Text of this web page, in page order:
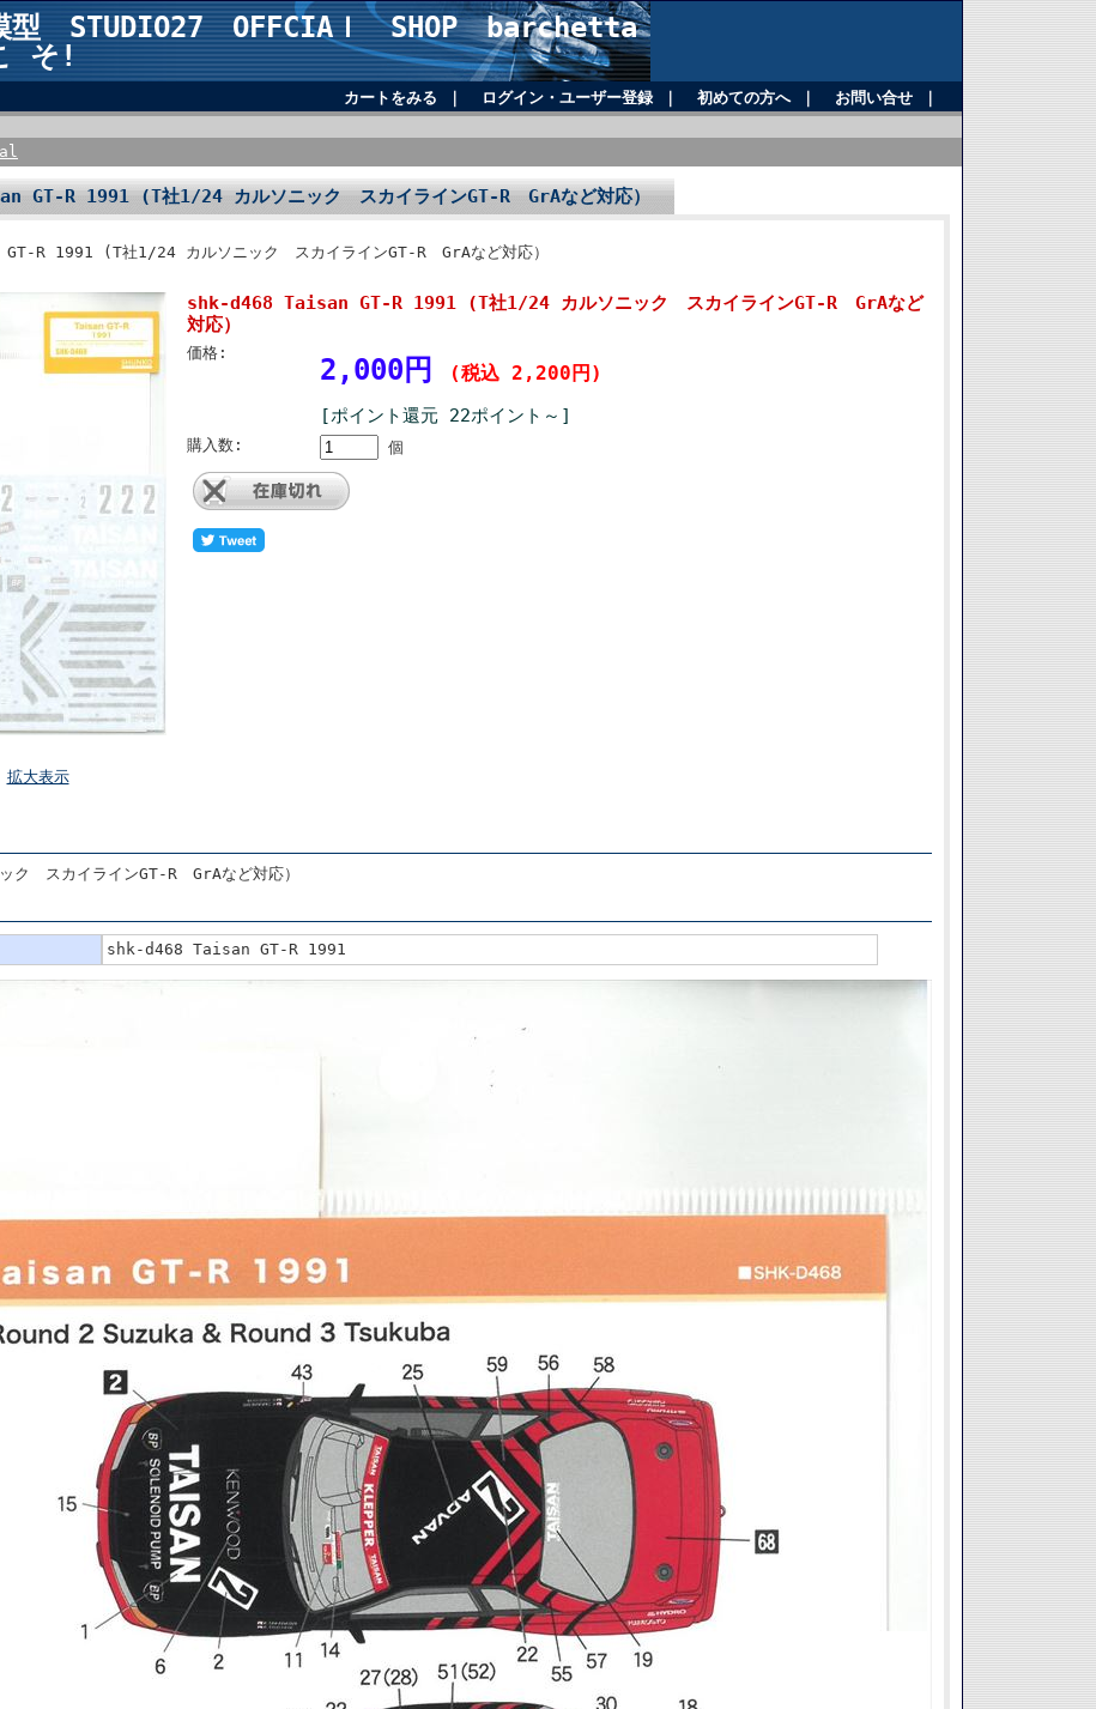
型 STUDIO27 OFFCIAｌ SHOP barchetta
そ!
カートをみる ログイン・ユーザー登録｜ 初めての方へ｜ お問い合せ
GT-R 1991 (T社1/24 カルソニック スカイラインGT-R GrAなど対応）
R 1991 (T社1/24 カルソニック スカイラインGT-R GrAなど対応）
拡大表示
shk-d468 Taisan GT-R 1991 (T社1/24 カルソニック スカイラインGT-R GrAなど
対応）
価格:
2,000円 (税込 2,200円)
[ポイント還元 22ポイント～]
購入数: 個
ク スカイラインGT-R GrAなど対応）
shk-d468 Taisan GT-R 1991